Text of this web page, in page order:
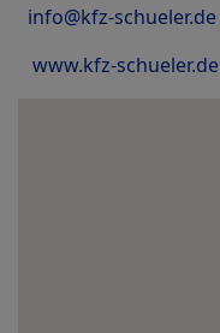
info@kfz-schueler.de
www.kfz-schueler.de